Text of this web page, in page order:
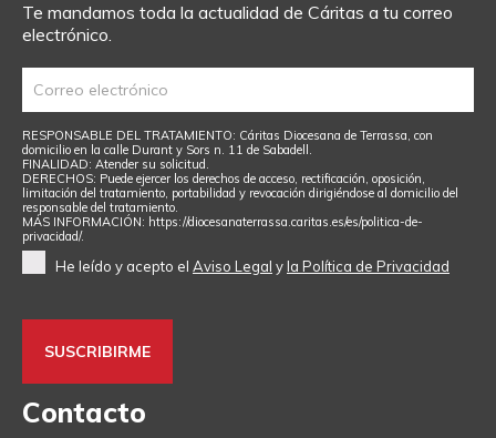
Te mandamos toda la actualidad de Cáritas a tu correo
electrónico.
RESPONSABLE DEL TRATAMIENTO: Cáritas Diocesana de Terrassa, con
domicilio en la calle Durant y Sors n. 11 de Sabadell.
FINALIDAD: Atender su solicitud.
DERECHOS: Puede ejercer los derechos de acceso, rectificación, oposición,
limitación del tratamiento, portabilidad y revocación dirigiéndose al domicilio del
responsable del tratamiento.
MÁS INFORMACIÓN: https://diocesanaterrassa.caritas.es/es/politica-de-
privacidad/.
He leído y acepto el Aviso Legal yla Política de Privacidad
Contacto